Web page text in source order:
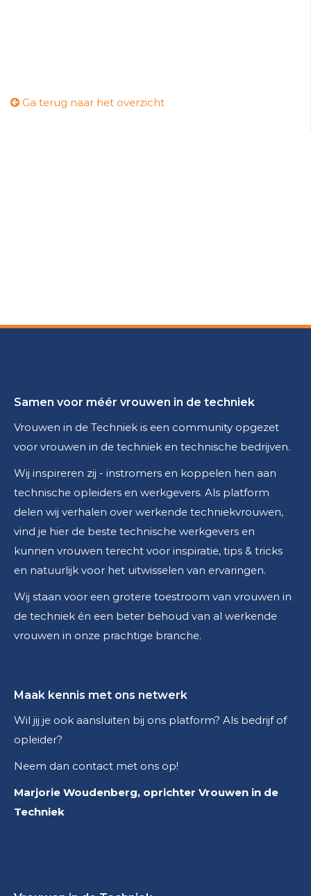
Ga terug naar het overzicht
Samen voor méér vrouwen in de techniek
Vrouwen in de Techniek is een community opgezet
voor vrouwen in de techniek en technische bedrijven.
Wij inspireren zij - instromers en koppelen hen aan
technische opleiders en werkgevers. Als platform
delen wij verhalen over werkende techniekvrouwen,
vind je hier de beste technische werkgevers en
kunnen vrouwen terecht voor inspiratie, tips & tricks
en natuurlijk voor het uitwisselen van ervaringen.
Wij staan voor een grotere toestroom van vrouwen in
de techniek én een beter behoud van al werkende
vrouwen in onze prachtige branche.
Maak kennis met ons netwerk
Wil jij je ook aansluiten bij ons platform? Als bedrijf of
opleider?
Neem dan contact met ons op!
Marjorie Woudenberg, oprichter Vrouwen in de
Techniek